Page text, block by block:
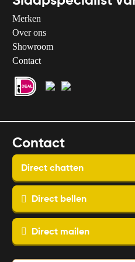
Merken
Over ons
Showroom
Contact
Contact
Direct chatten
Direct bellen
Direct mailen